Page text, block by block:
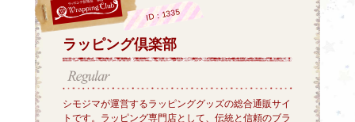
ラッピング倶楽部
ID：1335
シモジマが運営するラッピンググッズの総合通販サイ
トです。ラッピング専門店として、伝統と信頼のブラ